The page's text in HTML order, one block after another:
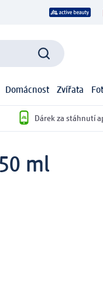
Domácnost Zvířata
Dárek za stáhnutí
ml